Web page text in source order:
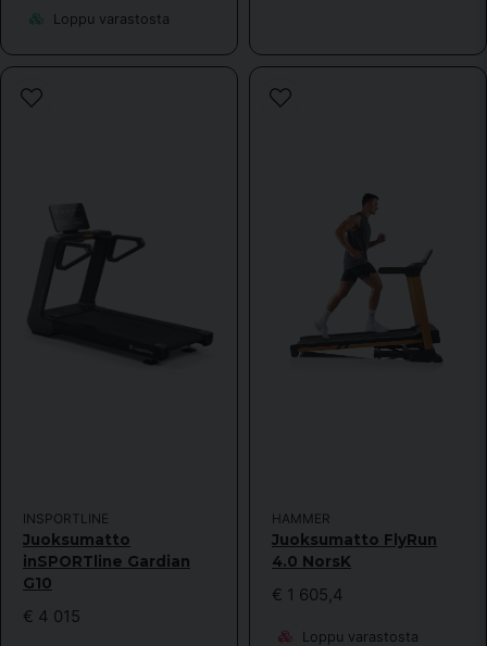
Loppu varastosta
INSPORTLINE
Juoksumatto
inSPORTline Gardian
G10
€ 4 015
HAMMER
Juoksumatto FlyRun
4.0 NorsK
€ 1 605,4
Loppu varastosta